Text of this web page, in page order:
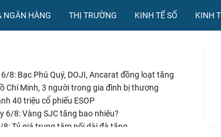
NGÂN HÀNG THỊ TRƯỜNG KINH TẾ SỐ KINH
8: Bạc Phú Quý, DOJI, Ancarat đồng loạt tăng
Chí Minh, 3 người trong gia đình bị thương
40 triệu cổ phiếu ESOP
6/8: Vàng SJC tăng bao nhiêu?
8: Tỷ giá trung tâm nối dài đà tăng